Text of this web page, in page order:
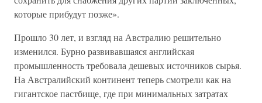
которые прибудут позже».
Прошло 30 лет, и взгляд на Австралию решительно
изменился. Бурно развивавшаяся английская
промышленность требовала дешевых источников сырья.
На Австралийский континент теперь смотрели как на
гигантское пастбище, где при минимальных затратах